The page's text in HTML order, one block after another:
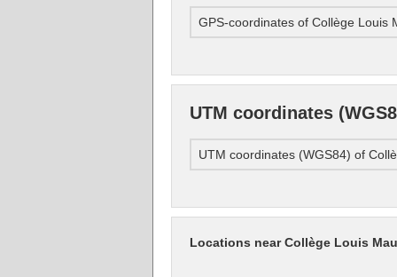
GPS-coordinates of Collège Louis
UTM coordinates
UTM coordinates (WGS84) of
Locations near Collège Louis